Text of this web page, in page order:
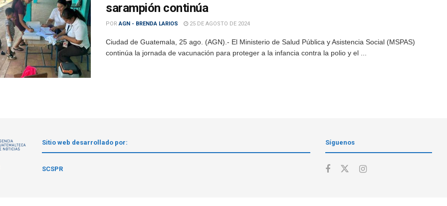
sarampión continúa
POR AGN - BRENDA LARIOS 25 DE AGOSTO DE 2024
Ciudad de Guatemala, 25 ago. (AGN).- El Ministerio de Salud Pública y Asistencia Social (MSPAS)
continúa la jornada de vacunación para proteger a la infancia contra la polio y el ...
Sitio web desarrollado por:
SCSPR
Síguenos